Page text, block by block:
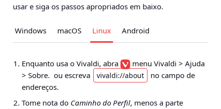
usar e siga os passos apropriados em baixo.
Windows macOS Linux Android
Enquanto usa o Vivaldi, abra
menu Vivaldi > Ajuda
> Sobre. ou escreva vivaldi://about
no campo de
endereços.
Tome nota do Caminho do Perfil, menos a parte